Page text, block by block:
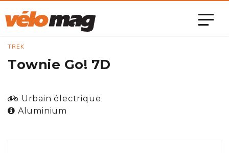
TREK
Townie Go! 7D
Urbain électrique
Aluminium